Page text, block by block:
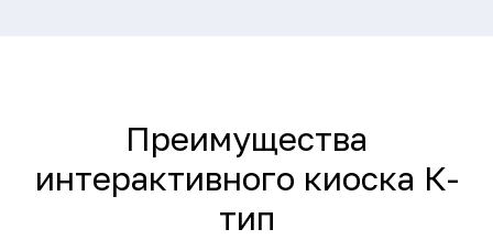
Преимущества
интерактивного киоска К-
тип